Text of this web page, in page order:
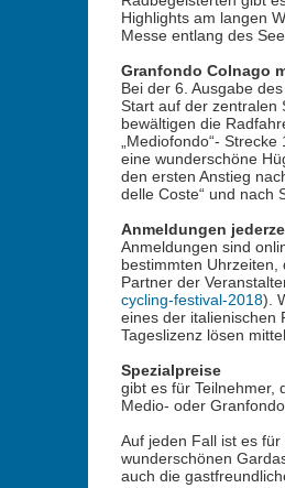
Highlights am langen
Messe entlang des
Granfondo Colnago
Bei der 6. Ausgabe
Start auf der zentralen
bewältigen die
„Mediofondo“-
eine wunderschöne
den ersten Anstieg
delle Coste“ und nach
Anmeldungen
Anmeldungen sind
bestimmten
Partner der
cycling-festival-2018).
eines der italienischen
Tageslizenz lösen
Spezialpreise
gibt es für Teilnehmer,
Medio- oder
Auf jeden Fall ist es
wunderschönen
auch die